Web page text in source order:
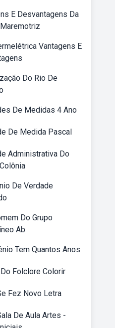
E Desvantagens Da
Vantagens E
Do Rio De
De Medidas 4 Ano
De Medida Pascal
Administrativa Do
De Verdade
Do Grupo
Ab
Tem Quantos Anos
Folclore Colorir
Fez Novo Letra
De Aula Artes -